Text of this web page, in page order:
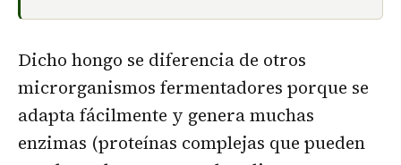
Dicho hongo se diferencia de otros
microrganismos fermentadores porque se
adapta fácilmente y genera muchas
enzimas (proteínas complejas que pueden